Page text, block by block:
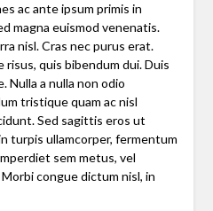
ac ante ipsum primis in
magna euismod venenatis.
nisl. Cras nec purus erat.
quis bibendum dui. Duis
Nulla a nulla non odio
tristique quam ac nisl
Sed sagittis eros ut
turpis ullamcorper, fermentum
sem metus, vel
congue dictum nisl, in